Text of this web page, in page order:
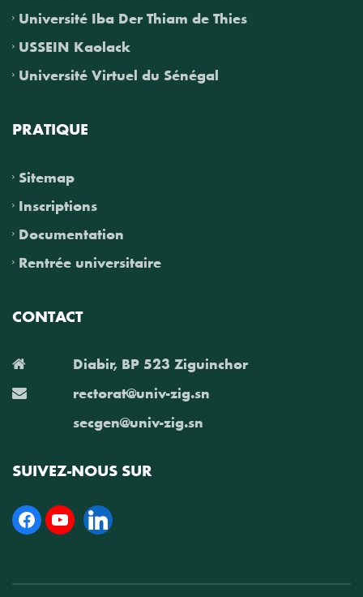
Université Iba Der Thiam de Thies
USSEIN Kaolack
Université Virtuel du Sénégal
PRATIQUE
Sitemap
Inscriptions
Documentation
Rentrée universitaire
CONTACT
Diabir, BP 523 Ziguinchor
rectorat@univ-zig.sn
secgen@univ-zig.sn
SUIVEZ-NOUS SUR
Facebook
YouTubeLinkedin